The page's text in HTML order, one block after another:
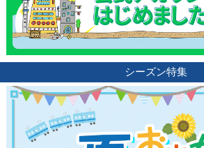
シーズン特集